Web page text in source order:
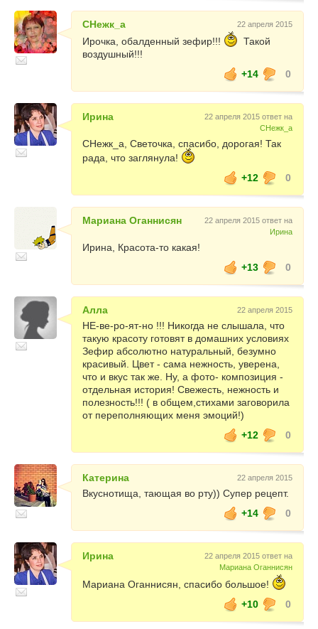
СНежк_а 22 апреля 2015
Ирочка, обалденный зефир!!!
Такой
воздушный!!!
+14
0
Ирина
22 апреля 2015 ответ на
СНежк_а
СНежк_а, Светочка, спасибо, дорогая! Так
рада, что заглянула!
+12
0
Мариана Оганнисян
22 апреля 2015 ответ на
Ирина
Ирина, Красота-то какая!
+13
0
Алла 22 апреля 2015
НЕ-ве-ро-ят-но !!! Никогда не слышала, что
такую красоту готовят в домашних условиях
Зефир абсолютно натуральный, безумно
красивый. Цвет - сама нежность, уверена,
что и вкус так же. Ну, а фото- композиция -
отдельная история! Свежесть, нежность и
полезность!!! ( в общем,стихами заговорила
от переполняющих меня эмоций!)
+12
0
Катерина 22 апреля 2015
Вкуснотища, тающая во рту)) Супер рецепт.
+14
0
Ирина
22 апреля 2015 ответ на
Мариана Оганнисян
Мариана Оганнисян, спасибо большое!
+10
0